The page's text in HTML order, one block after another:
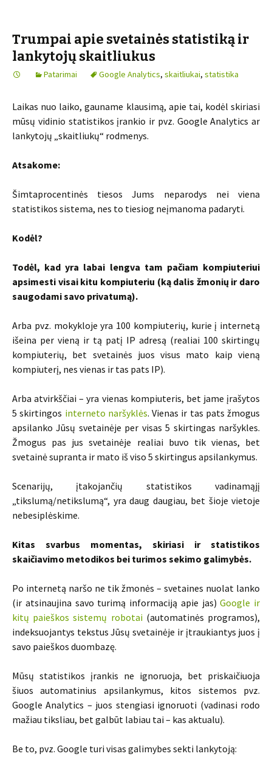
Trumpai apie svetainės statistiką ir
lankytojų skaitliukus
Patarimai Google Analytics, skaitliukai, statistika
Laikas nuo laiko, gauname klausimą, apie tai, kodėl skiriasi
mūsų vidinio statistikos įrankio ir pvz. Google Analytics ar
lankytojų „skaitliukų“ rodmenys.
Atsakome:
Šimtaprocentinės tiesos Jums neparodys nei viena
statistikos sistema, nes to tiesiog neįmanoma padaryti.
Kodėl?
Todėl, kad yra labai lengva tam pačiam kompiuteriui
apsimesti visai kitu kompiuteriu (ką dalis žmonių ir daro
saugodami savo privatumą).
Arba pvz. mokykloje yra 100 kompiuterių, kurie į internetą
išeina per vieną ir tą patį IP adresą (realiai 100 skirtingų
kompiuterių, bet svetainės juos visus mato kaip vieną
kompiuterį, nes vienas ir tas pats IP).
Arba atvirkščiai – yra vienas kompiuteris, bet jame įrašytos
5 skirtingos interneto naršyklės. Vienas ir tas pats žmogus
apsilanko Jūsų svetainėje per visas 5 skirtingas naršykles.
Žmogus pas jus svetainėje realiai buvo tik vienas, bet
svetainė supranta ir mato iš viso 5 skirtingus apsilankymus.
Scenarijų, įtakojančių statistikos vadinamąjį
„tikslumą/netikslumą“, yra daug daugiau, bet šioje vietoje
nebesiplėskime.
Kitas svarbus momentas, skiriasi ir statistikos
skaičiavimo metodikos bei turimos sekimo galimybės.
Po internetą naršo ne tik žmonės – svetaines nuolat lanko
(ir atsinaujina savo turimą informaciją apie jas)Google ir
kitų paieškos sistemų robotai(automatinės programos),
indeksuojantys tekstus Jūsų svetainėje ir įtraukiantys juos į
savo paieškos duombazę.
Mūsų statistikos įrankis ne ignoruoja, bet priskaičiuoja
šiuos automatinius apsilankymus, kitos sistemos pvz.
Google Analytics – juos stengiasi ignoruoti (vadinasi rodo
mažiau tiksliau, bet galbūt labiau tai – kas aktualu).
Be to, pvz. Google turi visas galimybes sekti lankytoją: